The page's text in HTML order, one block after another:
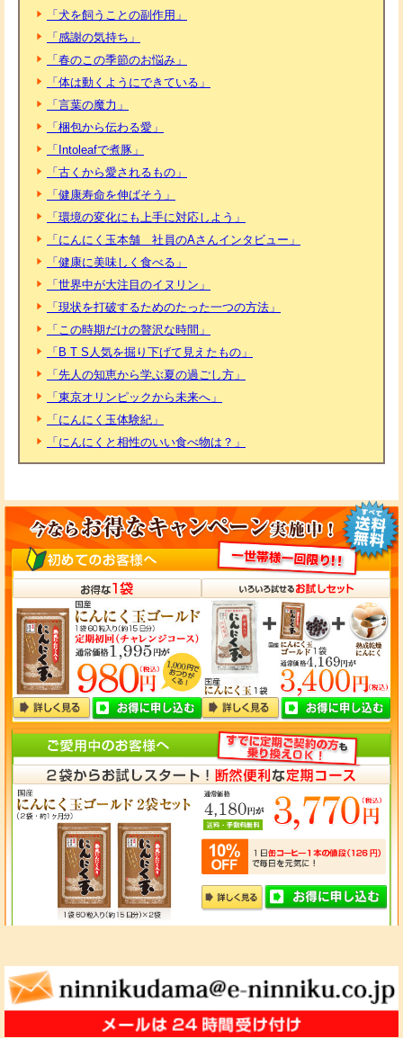
「犬を飼うことの副作用」
「感謝の気持ち」
「春のこの季節のお悩み」
「体は動くようにできている」
「言葉の魔力」
「梱包から伝わる愛」
「Intoleafで煮豚」
「古くから愛されるもの」
「健康寿命を伸ばそう」
「環境の変化にも上手に対応しよう」
「にんにく玉本舗 社員のAさんインタビュー」
「健康に美味しく食べる」
「世界中が大注目のイヌリン」
「現状を打破するためのたった一つの方法」
「この時期だけの贅沢な時間」
「B T S人気を掘り下げて見えたもの」
「先人の知恵から学ぶ夏の過ごし方」
「東京オリンピックから未来へ」
「にんにく玉体験紀」
「にんにくと相性のいい食べ物は？」